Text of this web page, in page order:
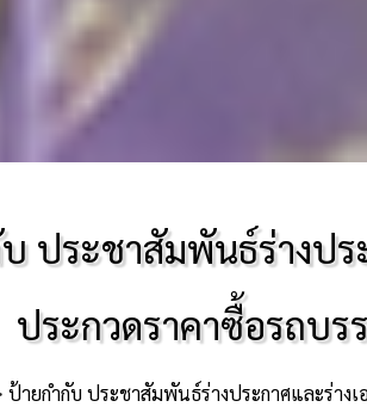
ประชาสัมพันธ์ร่างปร
ประกวดราคาซื้อรถบร
ป้ายกำกับ ประชาสัมพันธ์ร่างประกาศและร่าง